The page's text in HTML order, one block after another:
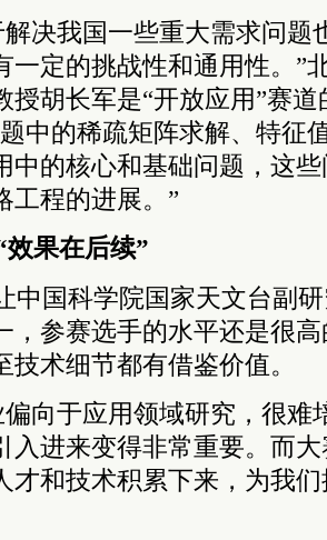
解决我国一些重大需求问题
一定的挑战性和通用性。”
授胡长军是“开放应用”赛
中的稀疏矩阵求解、特征
中的核心和基础问题，这
工程的进展。”
效果在后续”
中国科学院国家天文台副
，参赛选手的水平还是很
技术细节都有借鉴价值。
偏向于应用领域研究，很难
入进来变得非常重要。而
才和技术积累下来，为我